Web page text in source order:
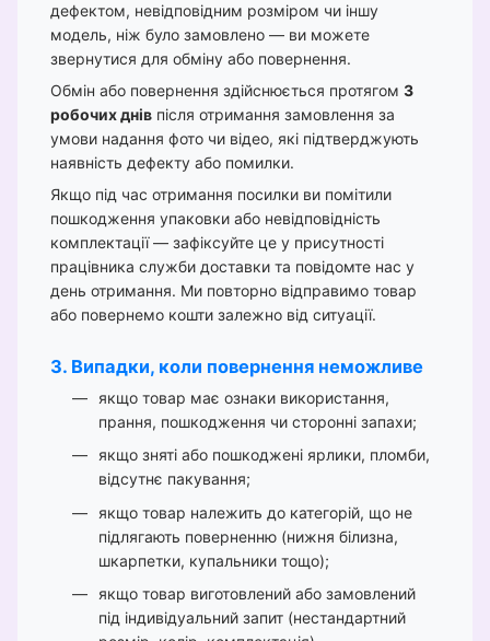
дефектом, невідповідним розміром чи іншу
модель, ніж було замовлено — ви можете
звернутися для обміну або повернення.
Обмін або повернення здійснюється протягом 3
робочих днів після отримання замовлення за
умови надання фото чи відео, які підтверджують
наявність дефекту або помилки.
Якщо під час отримання посилки ви помітили
пошкодження упаковки або невідповідність
комплектації — зафіксуйте це у присутності
працівника служби доставки та повідомте нас у
день отримання. Ми повторно відправимо товар
або повернемо кошти залежно від ситуації.
3. Випадки, коли повернення неможливе
якщо товар має ознаки використання,
прання, пошкодження чи сторонні запахи;
якщо зняті або пошкоджені ярлики, пломби,
відсутнє пакування;
якщо товар належить до категорій, що не
підлягають поверненню (нижня білизна,
шкарпетки, купальники тощо);
якщо товар виготовлений або замовлений
під індивідуальний запит (нестандартний